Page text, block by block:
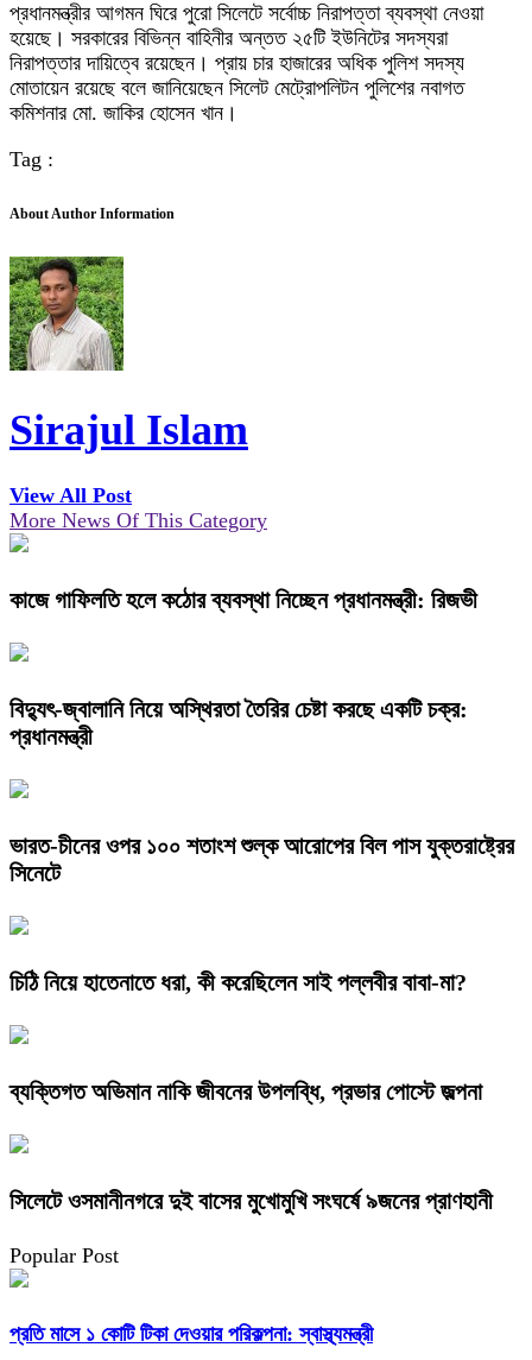
প্রধানমন্ত্রীর আগমন ঘিরে পুরো সিলেটে সর্বোচ্চ নিরাপত্তা ব্যবস্থা নেওয়া
হয়েছে। সরকারের বিভিন্ন বাহিনীর অন্তত ২৫টি ইউনিটের সদস্যরা
নিরাপত্তার দায়িত্বে রয়েছেন। প্রায় চার হাজারের অধিক পুলিশ সদস্য
মোতায়েন রয়েছে বলে জানিয়েছেন সিলেট মেট্রোপলিটন পুলিশের নবাগত
কমিশনার মো. জাকির হোসেন খান।
Tag :
About Author Information
Sirajul Islam
View All Post
More News Of This Category
কাজে গাফিলতি হলে কঠোর ব্যবস্থা নিচ্ছেন প্রধানমন্ত্রী: রিজভী
বিদ্যুৎ-জ্বালানি নিয়ে অস্থিরতা তৈরির চেষ্টা করছে একটি চক্র:
প্রধানমন্ত্রী
ভারত-চীনের ওপর ১০০ শতাংশ শুল্ক আরোপের বিল পাস যুক্তরাষ্ট্রের
সিনেটে
চিঠি নিয়ে হাতেনাতে ধরা, কী করেছিলেন সাই পল্লবীর বাবা-মা?
ব্যক্তিগত অভিমান নাকি জীবনের উপলব্ধি, প্রভার পোস্টে জল্পনা
সিলেটে ওসমানীনগরে দুই বাসের মুখোমুখি সংঘর্ষে ৯জনের প্রাণহানী
Popular Post
প্রতি মাসে ১ কোটি টিকা দেওয়ার পরিকল্পনা: স্বাস্থ্যমন্ত্রী